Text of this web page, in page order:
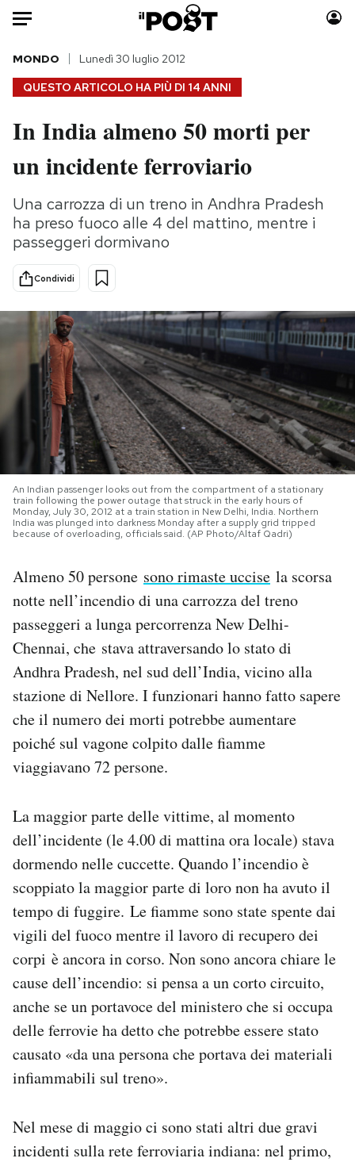
Auto
HOME
Italia
Politica
Tecnologia
Internet
Scienza
Cultura
Economia
Sport
Moda
Consumismi
Storie/Idee
Ok Boomer!
Mondiali calcio 2026
PODCAST
NEWSLETTER
I MIEI PREFERITI
CALENDARIO
AREA PERSONALE
Area Personale
Newsletter
Notifiche mobile
Regala il Post
Hai bisogno di aiuto?
QUESTO ARTICOLO HA PIÙ DI 14 ANNI
MONDO Lunedì 30 luglio 2012
In India almeno 50 morti per
un incidente ferroviario
Una carrozza di un treno in Andhra Pradesh
ha preso fuoco alle 4 del mattino, mentre i
passeggeri dormivano
Condividi
An Indian passenger looks out from the compartment of a stationary
train following the power outage that struck in the early hours of
Monday, July 30, 2012 at a train station in New Delhi, India. Northern
India was plunged into darkness Monday after a supply grid tripped
because of overloading, officials said. (AP Photo/Altaf Qadri)
Almeno 50 persone sono rimaste uccise la scorsa
notte nell’incendio di una carrozza del treno
passeggeri a lunga percorrenza New Delhi-
Chennai, che stava attraversando lo stato di
Andhra Pradesh, nel sud dell’India, vicino alla
stazione di Nellore. I funzionari hanno fatto sapere
che il numero dei morti potrebbe aumentare
poiché sul vagone colpito dalle fiamme
viaggiavano 72 persone.
La maggior parte delle vittime, al momento
dell’incidente (le 4.00 di mattina ora locale) stava
dormendo nelle cuccette. Quando l’incendio è
scoppiato la maggior parte di loro non ha avuto il
tempo di fuggire. Le fiamme sono state spente dai
vigili del fuoco mentre il lavoro di recupero dei
corpi è ancora in corso. Non sono ancora chiare le
cause dell’incendio: si pensa a un corto circuito,
anche se un portavoce del ministero che si occupa
delle ferrovie ha detto che potrebbe essere stato
causato «da una persona che portava dei materiali
infiammabili sul treno».
Nel mese di maggio ci sono stati altri due gravi
incidenti sulla rete ferroviaria indiana: nel primo,